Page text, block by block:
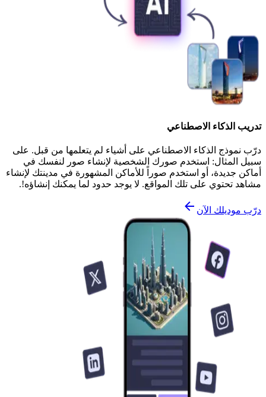
تدريب الذكاء الاصطناعي
درّب نموذج الذكاء الاصطناعي على أشياء لم يتعلمها من قبل. على
سبيل المثال: استخدم صورك الشخصية لإنشاء صور لنفسك في
أماكن جديدة، أو استخدم صوراً للأماكن المشهورة في مدينتك لإنشاء
مشاهد تحتوي على تلك المواقع. لا يوجد حدود لما يمكنك إنشاؤه!.
درّب موديلك الآن